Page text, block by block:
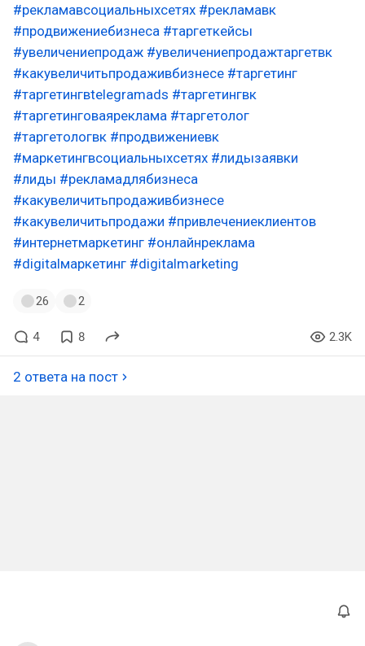
#рекламавсоциальныхсетях #рекламавк
#продвижениебизнеса #таргеткейсы
#увеличениепродаж #увеличениепродажтаргетвк
#какувеличитьпродаживбизнесе #таргетинг
#таргетингвtelegramads #таргетингвк
#таргетинговаяреклама #таргетолог
#таргетологвк #продвижениевк
#маркетингвсоциальныхсетях #лидызаявки
#лиды #рекламадлябизнеса
#какувеличитьпродаживбизнесе
#какувеличитьпродажи #привлечениеклиентов
#интернетмаркетинг #онлайнреклама
#digitalмаркетинг #digitalmarketing
26 2
4 8 2.3K
2 ответа на пост